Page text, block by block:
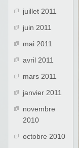
juillet 2011
juin 2011
mai 2011
avril 2011
mars 2011
janvier 2011
novembre
2010
octobre 2010